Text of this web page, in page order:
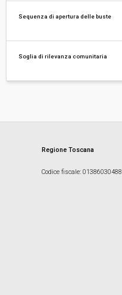
Sequenza di apertura delle buste
Soglia di rilevanza comunitaria
Regione Toscana
Codice fiscale: 01386030488